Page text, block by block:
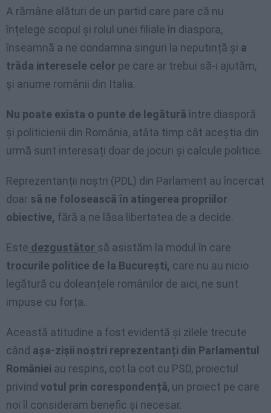
A rămâne alături de un partid care pare că nu
înțelege scopul și rolul unei filiale în diaspora,
înseamnă a ne condamna singuri la neputință și a
trăda interesele celor pe care ar trebui să-i ajutăm,
și anume românii din Italia.
Nu poate exista o punte de legătură între diasporă
și politicienii din România, atâta timp cât aceștia din
urmă sunt interesați doar de jocuri și calcule politice.
Reprezentanții noștri (PDL) din Parlament au încercat
doar să ne folosească în atingerea propriilor
obiective, fără a ne lăsa libertatea de a decide.
Este dezgustător să asistăm la modul în care
trocurile politice de la București, care nu au nicio
legătură cu doleanțele românilor de aici, ne sunt
impuse cu forța.
Această atitudine a fost evidentă și zilele trecute
când așa-zișii noștri reprezentanți din Parlamentul
României au respins, cot la cot cu PSD, proiectul
privind votul prin corespondență, un proiect pe care
noi îl consideram benefic și necesar.